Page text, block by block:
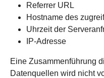
Referrer URL
Hostname des
Uhrzeit der
IP-Adresse
Eine Zusammenführung
Datenquellen wird nicht